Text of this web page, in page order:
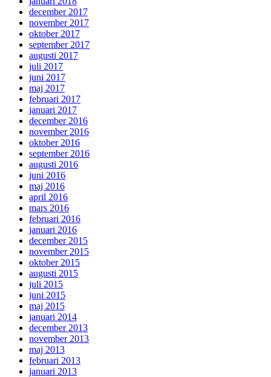
december 2017
november 2017
oktober 2017
september 2017
augusti 2017
juli 2017
juni 2017
maj 2017
februari 2017
januari 2017
december 2016
november 2016
oktober 2016
september 2016
augusti 2016
juni 2016
maj 2016
april 2016
mars 2016
februari 2016
januari 2016
december 2015
november 2015
oktober 2015
augusti 2015
juli 2015
juni 2015
maj 2015
januari 2014
december 2013
november 2013
maj 2013
februari 2013
januari 2013